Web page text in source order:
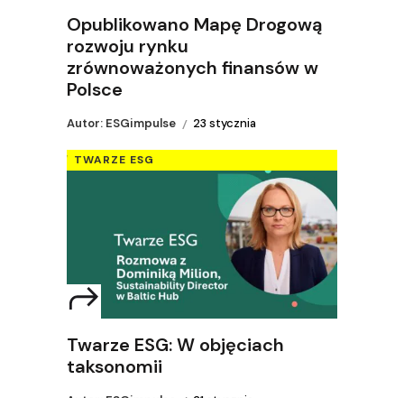
Opublikowano Mapę Drogową
rozwoju rynku
zrównoważonych finansów w
Polsce
Autor: ESGimpulse 23 stycznia
TWARZE ESG
Twarze ESG: W objęciach
taksonomii